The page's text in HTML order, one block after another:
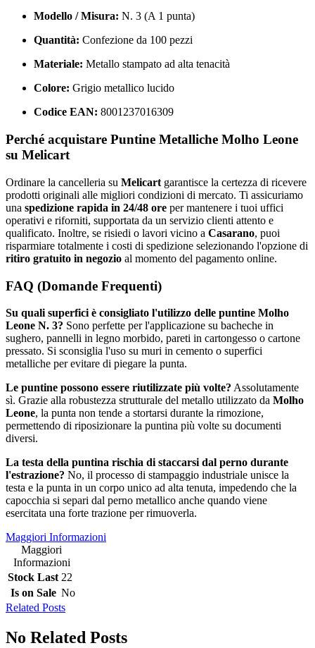
Modello / Misura: N. 3 (A 1 punta)
Quantità: Confezione da 100 pezzi
Materiale: Metallo stampato ad alta tenacità
Colore: Grigio metallico lucido
Codice EAN: 8001237016309
Perché acquistare Puntine Metalliche Molho Leone
su Melicart
Ordinare la cancelleria su Melicart garantisce la certezza di ricevere
prodotti originali alle migliori condizioni di mercato. Ti assicuriamo
una spedizione rapida in 24/48 ore per mantenere i tuoi uffici
operativi e riforniti, supportata da un servizio clienti attento e
qualificato. Inoltre, se risiedi o lavori vicino a Casarano, puoi
risparmiare totalmente i costi di spedizione selezionando l'opzione di
ritiro gratuito in negozio al momento del pagamento online.
FAQ (Domande Frequenti)
Su quali superfici è consigliato l'utilizzo delle puntine Molho
Leone N. 3? Sono perfette per l'applicazione su bacheche in
sughero, pannelli in legno morbido, pareti in cartongesso o cartone
pressato. Si sconsiglia l'uso su muri in cemento o superfici
metalliche per evitare di piegare la punta.
Le puntine possono essere riutilizzate più volte? Assolutamente
sì. Grazie alla robustezza strutturale del metallo utilizzato da Molho
Leone, la punta non tende a stortarsi durante la rimozione,
permettendo di riposizionare la puntina più volte su documenti
diversi.
La testa della puntina rischia di staccarsi dal perno durante
l'estrazione? No, il processo di stampaggio industriale unisce la
testa e la punta in un corpo unico ad alta tenuta, impedendo che la
capocchia si separi dal perno metallico anche quando viene
esercitata una forte trazione per rimuoverla.
Maggiori Informazioni
Maggiori
Informazioni
Stock Last 22
Is on Sale No
Related Posts
No Related Posts